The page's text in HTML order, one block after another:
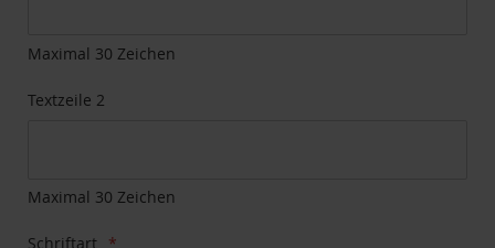
springen
Maximal 30 Zeichen
Textzeile 2
Maximal 30 Zeichen
Schriftart